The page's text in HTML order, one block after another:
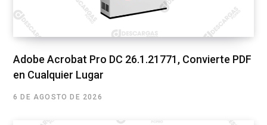
Adobe Acrobat Pro DC 26.1.21771, Convierte PDF
en Cualquier Lugar
6 DE AGOSTO DE 2026